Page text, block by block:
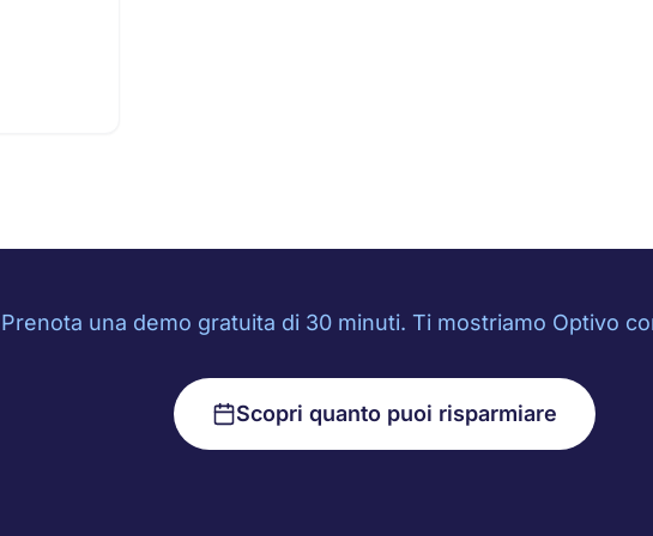
Prenota una demo gratuita di 30 minuti. Ti mostriamo Optivo
Scopri quanto puoi risparmiare